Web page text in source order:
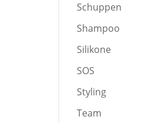
Schuppen
Shampoo
Silikone
SOS
Styling
Team